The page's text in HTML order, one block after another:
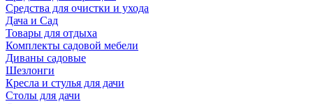
Средства для очистки и ухода
Дача и Сад
Товары для отдыха
Комплекты садовой мебели
Диваны садовые
Шезлонги
Кресла и стулья для дачи
Столы для дачи